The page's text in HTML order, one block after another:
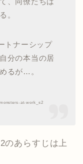
。
トナーシップ
分の本当の居
るが…。
at-work_s2
のあらすじは上